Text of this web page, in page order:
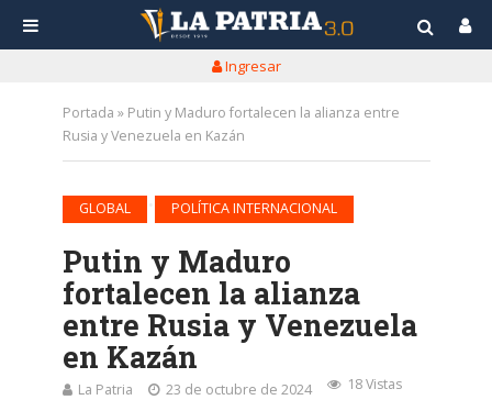
Ingresar
Portada » Putin y Maduro fortalecen la alianza entre
Rusia y Venezuela en Kazán
GLOBAL POLÍTICA INTERNACIONAL
Putin y Maduro
fortalecen la alianza
entre Rusia y Venezuela
en Kazán
La Patria 23 de octubre de 2024 18 Vistas